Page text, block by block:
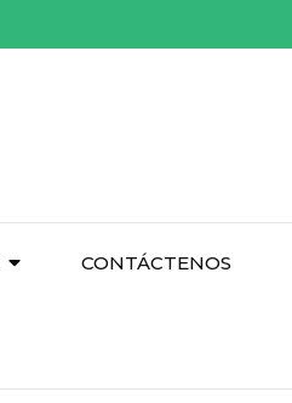
CONTÁCTENOS